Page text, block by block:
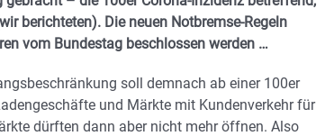
berichteten). Die neuen Notbremse-Regeln
vom Bundestag beschlossen werden …
soll demnach ab einer 100er
und Märkte mit Kundenverkehr für
dürften dann aber nicht mehr öffnen. Also